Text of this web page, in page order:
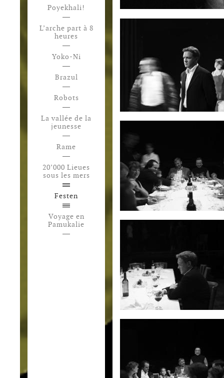
Poyekhali!
L’arche part à 8
heures
Yoko-Ni
Brazul
Robots
La vallée de la
jeunesse
Rame
20’000 Lieues
sous les mers
Festen
Voyage en
Pamukalie